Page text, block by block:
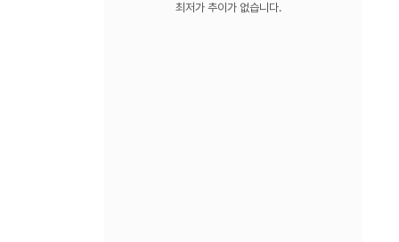
최저가 추이가 없습니다.